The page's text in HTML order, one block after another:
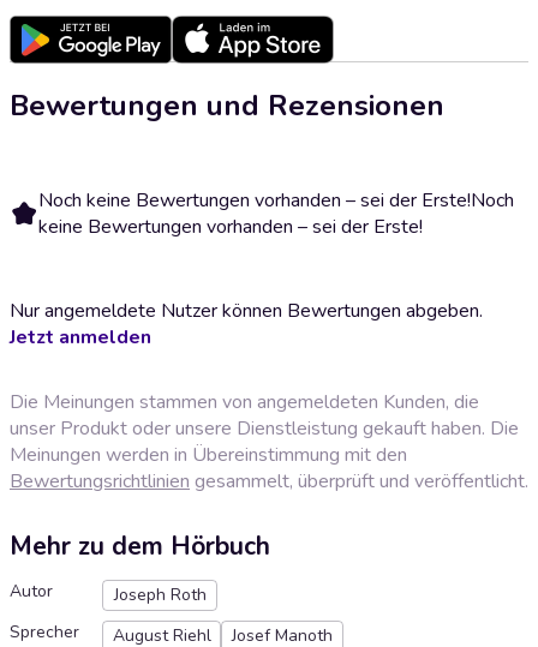
Bewertungen und Rezensionen
Noch keine Bewertungen vorhanden – sei der Erste!Noch
keine Bewertungen vorhanden – sei der Erste!
Nur angemeldete Nutzer können Bewertungen abgeben.
Jetzt anmelden
Die Meinungen stammen von angemeldeten Kunden, die
unser Produkt oder unsere Dienstleistung gekauft haben. Die
Meinungen werden in Übereinstimmung mit den
Bewertungsrichtlinien gesammelt, überprüft und veröffentlicht.
Mehr zu dem Hörbuch
Autor
Joseph Roth
Sprecher
August Riehl
Josef Manoth